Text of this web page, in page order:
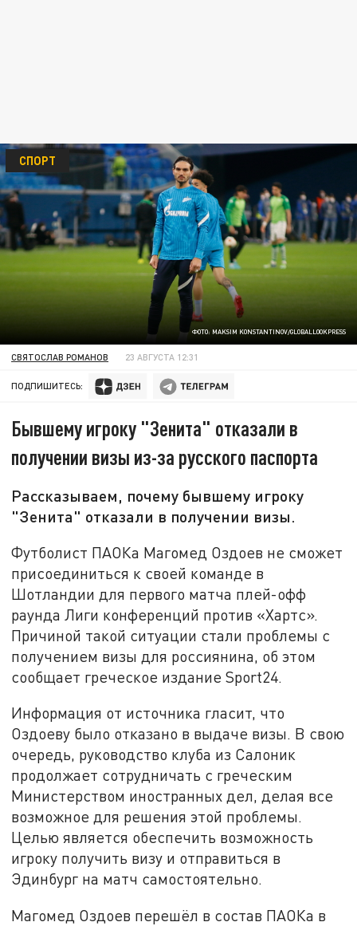
ФОТО: MAKSIM KONSTANTINOV/GLOBALLOOKPRESS
СПОРТ
СВЯТОСЛАВ РОМАНОВ 23 АВГУСТА 12:31
ПОДПИШИТЕСЬ:
Бывшему игроку "Зенита" отказали в
получении визы из-за русского паспорта
Рассказываем, почему бывшему игроку
"Зенита" отказали в получении визы.
Футболист ПАОКа Магомед Оздоев не сможет
присоединиться к своей команде в
Шотландии для первого матча плей-офф
раунда Лиги конференций против «Хартс».
Причиной такой ситуации стали проблемы с
получением визы для россиянина, об этом
сообщает греческое издание Sport24.
Информация от источника гласит, что
Оздоеву было отказано в выдаче визы. В свою
очередь, руководство клуба из Салоник
продолжает сотрудничать с греческим
Министерством иностранных дел, делая все
возможное для решения этой проблемы.
Целью является обеспечить возможность
игроку получить визу и отправиться в
Эдинбург на матч самостоятельно.
Магомед Оздоев перешёл в состав ПАОКа в